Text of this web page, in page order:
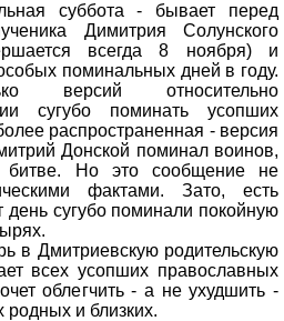
суббота - бывает перед
Димитрия Солунского
всегда 8 ноября) и
поминальных дней в году.
версий относительно
сугубо поминать усопших
распространенная - версия
Донской поминал воинов,
битве. Но это сообщение не
фактами. Зато, есть
день сугубо поминали покойную
в Дмитриевскую родительскую
всех усопших православных
облегчить - а не ухудшить -
родных и близких.